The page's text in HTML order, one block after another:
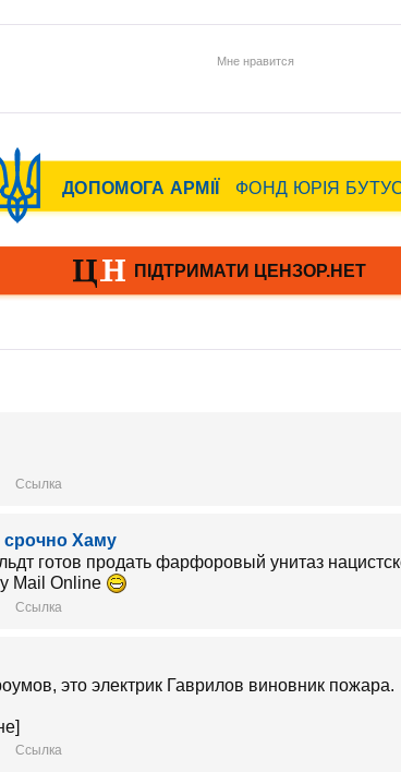
Мне нравится
Ссылка
срочно Хаму
готов продать фарфоровый унитаз
Mail Online
Ссылка
это электрик Гаврилов виновник пожара.
Ссылка